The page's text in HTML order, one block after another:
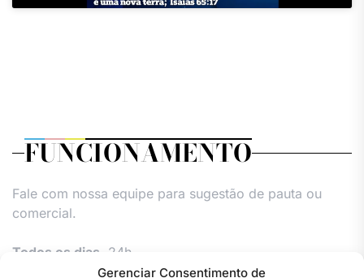
Gerenciar Consentimento de
FUNCIONAMENTO
Fale com nossa equipe para sugestão de pauta ou
comercial.
Todos os dias, 24h.